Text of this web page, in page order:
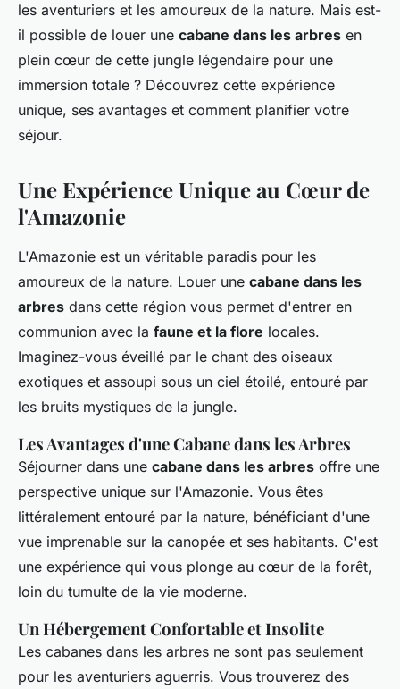
les aventuriers et les amoureux de la nature. Mais est-
il possible de louer une cabane dans les arbres en
plein cœur de cette jungle légendaire pour une
immersion totale ? Découvrez cette expérience
unique, ses avantages et comment planifier votre
séjour.
Une Expérience Unique au Cœur de
l'Amazonie
L'Amazonie est un véritable paradis pour les
amoureux de la nature. Louer une cabane dans les
arbres dans cette région vous permet d'entrer en
communion avec la faune et la flore locales.
Imaginez-vous éveillé par le chant des oiseaux
exotiques et assoupi sous un ciel étoilé, entouré par
les bruits mystiques de la jungle.
Les Avantages d'une Cabane dans les Arbres
Séjourner dans une cabane dans les arbres offre une
perspective unique sur l'Amazonie. Vous êtes
littéralement entouré par la nature, bénéficiant d'une
vue imprenable sur la canopée et ses habitants. C'est
une expérience qui vous plonge au cœur de la forêt,
loin du tumulte de la vie moderne.
Un Hébergement Confortable et Insolite
Les cabanes dans les arbres ne sont pas seulement
pour les aventuriers aguerris. Vous trouverez des